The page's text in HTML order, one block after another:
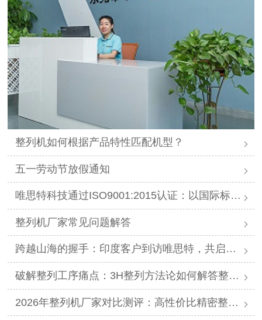
整列机如何根据产品特性匹配机型？
​五一劳动节放假通知
唯思特科技通过ISO9001:2015认证：以国际标准，夯实精密整列品质基石
整列机厂家常见问题解答
跨越山海的握手：印度客户到访唯思特，共启精密智造新篇章
破解整列工序痛点：3H整列方法论如何解答整列机多少钱？
2026年整列机厂家对比测评：高性价比精密整列品牌推荐